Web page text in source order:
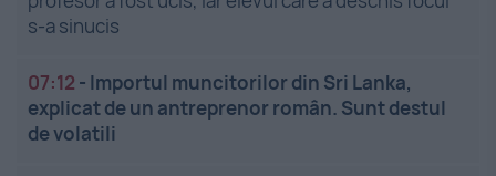
s-a sinucis
07:12 - Importul muncitorilor din Sri Lanka,
explicat de un antreprenor român. Sunt destul
de volatili